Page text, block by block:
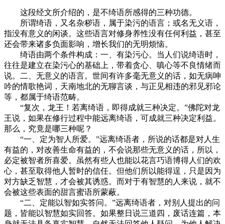
这段经文所介绍的，是不绮语所感得的三种功德。
所谓绮语，又名杂秽语，属于染污的语言；或名无义语，
指没有意义的闲谈。这些语言对修身养性没有任何利益，甚至
还会带来诸多负面影响，增长我们的无明烦恼。
绮语由两个条件构成：一、有染污心。当人们说绮语时，
往往是建立在染污心的基础上，带着贪心、嗔心等不良情绪而
说。二、无意义的语言。世间有许多毫无意义的话，如无病呻
吟的情歌艳词，天南地北的无聊言谈，与正见相违的邪见邪论
等，都属于绮语范畴。
“复次，龙王！若离绮语，即得成就三种决定。”佛陀对龙
王说，如果在修行过程中能远离绮语，可成就三种决定利益。
那么，究竟是哪三种呢？
“一、定为智人所爱。”远离绮语者，所说的话都是对人生
有益的，对改善生命有益的，不会说那些无意义的话，所以，
必定被智者所喜爱。虽然有些人也能以花言巧语博得人们的欢
心，甚至取得他人暂时的信任。但他们所以能得逞，只是因为
对方缺乏智慧，才会被其诱惑。而对于有智慧的人来说，就不
会被这些表面的甜言蜜语所蒙蔽。
“二、定能以智如实答问。”远离绮语者，对别人提出的问
题，皆能以智慧如实回答。如果整日说三道四，废话连篇，本